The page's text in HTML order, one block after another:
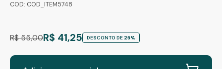
COD: COD_ITEM5748
R$ 55,00R$ 41,25 DESCONTO DE 25%